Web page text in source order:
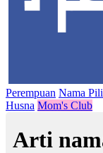
Perempuan Nama
Husna Mom's Club
Arti